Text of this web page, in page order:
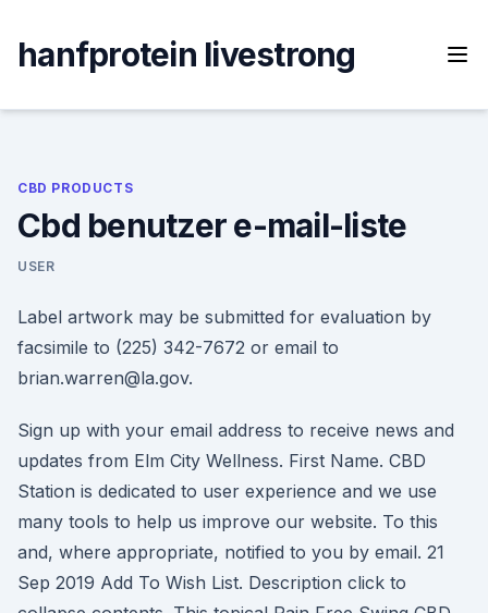
content
hanfprotein livestrong
CBD PRODUCTS
Cbd benutzer e-mail-liste
USER
Label artwork may be submitted for evaluation by
facsimile to (225) 342-7672 or email to
brian.warren@la.gov.
Sign up with your email address to receive news and
updates from Elm City Wellness. First Name. CBD
Station is dedicated to user experience and we use
many tools to help us improve our website. To this
and, where appropriate, notified to you by email. 21
Sep 2019 Add To Wish List. Description click to